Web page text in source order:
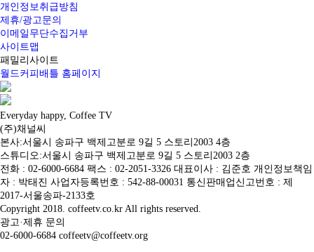
개인정보취급방침
제휴/광고문의
이메일무단수집거부
사이트맵
패밀리사이트
월드커피배틀 홈페이지
Everyday happy, Coffee TV
(주)채널씨
본사:서울시 송파구 백제고분로 9길 5 스토리2003 4층
스튜디오:서울시 송파구 백제고분로 9길 5 스토리2003 2층
전화 : 02-6000-6684 팩스 : 02-2051-3326 대표이사 : 김준호 개인정보책임
자 : 박태진 사업자등록번호 : 542-88-00031 통신판매업신고번호 : 제
2017-서울송파-2133호
Copyright 2018. coffeetv.co.kr All rights reserved.
광고·제휴 문의
02-6000-6684 coffeetv@coffeetv.org